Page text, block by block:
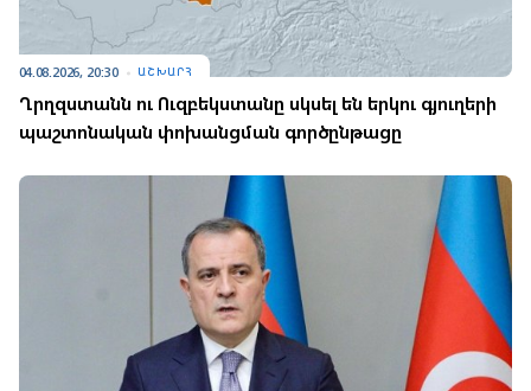
04.08.2026, 20:30 ԱՇԽԱՐՀ
Ղրղզստանն ու Ուզբեկստանը սկսել են երկու գյուղերի
պաշտոնական փոխանցման գործընթացը